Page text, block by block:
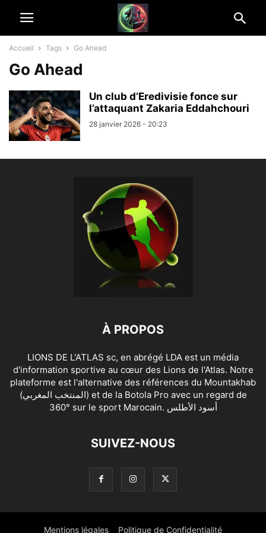
Accueil Tags Go Ahead
Go Ahead
Un club d’Eredivisie fonce sur
l’attaquant Zakaria Eddahchouri
28 janvier 2026 - 20:23
À PROPOS
LIONS DE L'ATLAS sc, en abrégé LDA est un média
d'information sportive au cœur des Lions de l'Atlas. Notre
plateforme est l'alternative des références du Mountakhab
(المنتخب المغربي) et de la Botola Pro avec un regard de
360° sur le sport Marocain. أسود الأطلس
SUIVEZ-NOUS
Mentions légales Politique de Confidentialité